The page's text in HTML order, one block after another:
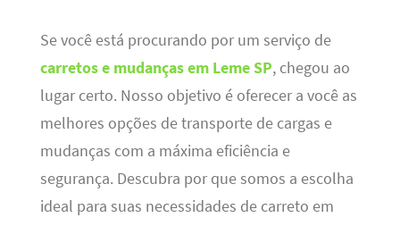
Se você está procurando por um serviço de
carretos e mudanças em Leme SP, chegou ao
lugar certo. Nosso objetivo é oferecer a você as
melhores opções de transporte de cargas e
mudanças com a máxima eficiência e
segurança. Descubra por que somos a escolha
ideal para suas necessidades de carreto em